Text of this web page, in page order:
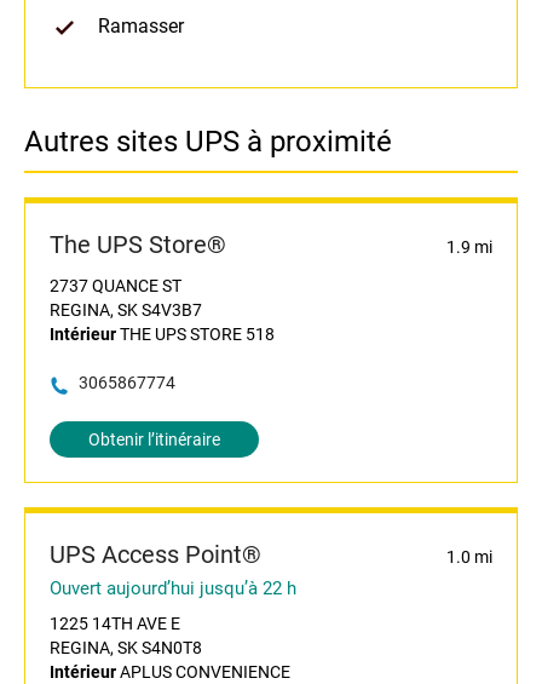
Ramasser
Autres sites UPS à proximité
The UPS Store®
1.9 mi
2737 QUANCE ST
REGINA, SK S4V3B7
IntérieurTHE UPS STORE 518
3065867774
Obtenir l’itinéraire
UPS Access Point® 1.0 mi
Ouvert aujourd’hui jusqu’à 22 h
1225 14TH AVE E
REGINA, SK S4N0T8
IntérieurAPLUS CONVENIENCE